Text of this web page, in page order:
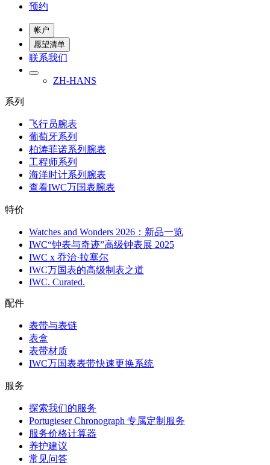
预约
帐户
愿望清单
联系我们
ZH-HANS
系列
飞行员腕表
葡萄牙系列
柏涛菲诺系列腕表
工程师系列
海洋时计系列腕表
查看IWC万国表腕表
特价
Watches and Wonders 2026：新品一览
IWC“钟表与奇迹”高级钟表展 2025
IWC x 乔治·拉塞尔
IWC万国表的高级制表之道
IWC. Curated.
配件
表带与表链
表盒
表带材质
IWC万国表表带快速更换系统
服务
探索我们的服务
Portugieser Chronograph 专属定制服务
服务价格计算器
养护建议
常见问答